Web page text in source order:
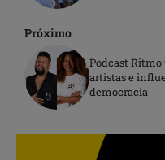
Próximo
Podcast
artistas e
democracia